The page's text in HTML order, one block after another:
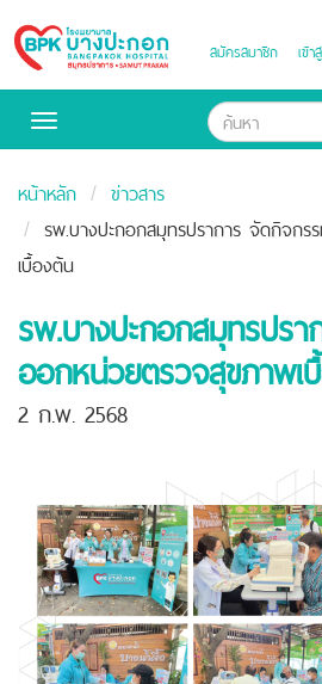
Bangpakok
Hospital
สมัครสมาชิก เข้า
Toggle
หน้าหลัก
ข่าวสาร
รพ.บางปะกอกสมุทรปราการ จัดกิจก
เบื้องต้น
รพ.บางปะกอกสมุทรปร
ออกหน่วยตรวจสุขภาพเ
2 ก.พ. 2568